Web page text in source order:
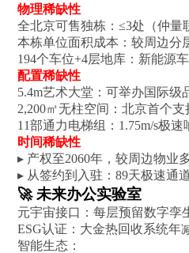
‌物理稀缺性‌
全北京可售独栋：≤3处（仲量
本栋单位面积成本：较周边分
‌194个车位+4层地库‌：新能源
‌配置稀缺性‌
‌5.4m艺术大堂‌：可举办国际级
‌2,200㎡无柱空间‌：北京首个
‌11部通力电梯组‌：1.75m/s极
‌时间稀缺性‌
▸ 产权至2060年，较周边物业
▸ 从签约到入驻：89天极速通
‌🚀 未来办公实验室‌
元宇宙接口‌：每层预留数字孪
‌ESG认证‌：大金热回收系统年
‌智能生态‌：